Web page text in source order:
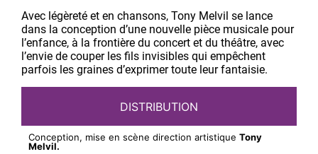
Avec légèreté et en chansons, Tony Melvil se lance
dans la conception d’une nouvelle pièce musicale pour
l’enfance, à la frontière du concert et du théâtre, avec
l’envie de couper les fils invisibles qui empêchent
parfois les graines d’exprimer toute leur fantaisie.
DISTRIBUTION
Conception, mise en scène direction artistique Tony
Melvil.